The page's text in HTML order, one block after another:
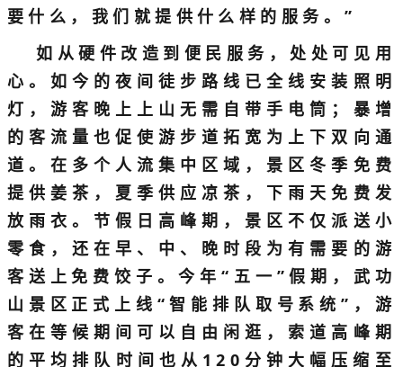
要什么，我们就提供什么样的服务。”
如从硬件改造到便民服务，处处可见用
心。如今的夜间徒步路线已全线安装照明
灯，游客晚上上山无需自带手电筒；暴增
的客流量也促使游步道拓宽为上下双向通
道。在多个人流集中区域，景区冬季免费
提供姜茶，夏季供应凉茶，下雨天免费发
放雨衣。节假日高峰期，景区不仅派送小
零食，还在早、中、晚时段为有需要的游
客送上免费饺子。今年“五一”假期，武功
山景区正式上线“智能排队取号系统”，游
客在等候期间可以自由闲逛，索道高峰期
的平均排队时间也从120分钟大幅压缩至